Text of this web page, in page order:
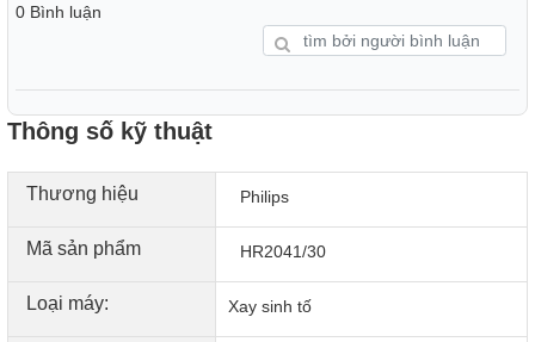
Nhiều tính năng an toàn cho bạn an tâm khi sử dụng
tự động ngắt điện khi quá tải để bảo vệ động cơ cũng như
chống trượt hạn chế rung lắc khi đang dùng.
0 Bình luận
Thông số kỹ thuật
Thương hiệu Philips
Mã sản phẩm HR2041/30
Loại máy: Xay sinh tố